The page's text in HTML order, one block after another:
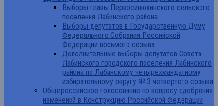
Выборы главы Первосинюхинского сельского
поселения Лабинского района
Выборы депутатов в Государственную Думу
Федерального Собрания Российской
Федерации восьмого созыва
Дополнительные выборы депутатов Совета
Лабинского городского поселения Лабинского
района по Лабинскому четырехмандатному
избирательному округу № 3 четвертого созыва
Общероссийское голосование по вопросу одобрения
изменений в Конструкцию Российской Федерации